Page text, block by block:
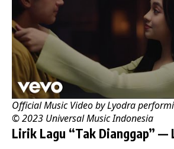
Official Music Video by Lyodra
© 2023 Universal Music Indonesia
Lirik Lagu “Tak Dianggap” —